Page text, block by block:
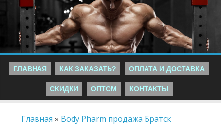
ГЛАВНАЯ КАК ЗАКАЗАТЬ? ОПЛАТА И ДОСТАВКА
СКИДКИ ОПТОМ КОНТАКТЫ
Главная » Body Pharm продажа Братск